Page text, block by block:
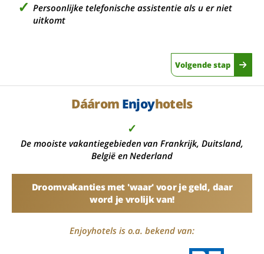
Persoonlijke telefonische assistentie als u er niet
uitkomt
Volgende stap
Dáárom Enjoyhotels
✓
De mooiste vakantiegebieden van Frankrijk, Duitsland,
België en Nederland
Droomvakanties met 'waar' voor je geld, daar
word je vrolijk van!
Enjoyhotels is o.a. bekend van: